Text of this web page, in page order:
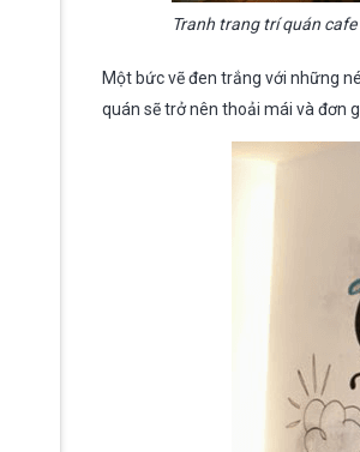
Tranh trang trí quán cafe
Một bức vẽ đen trắng với những
quán sẽ trở nên thoải mái và đơn